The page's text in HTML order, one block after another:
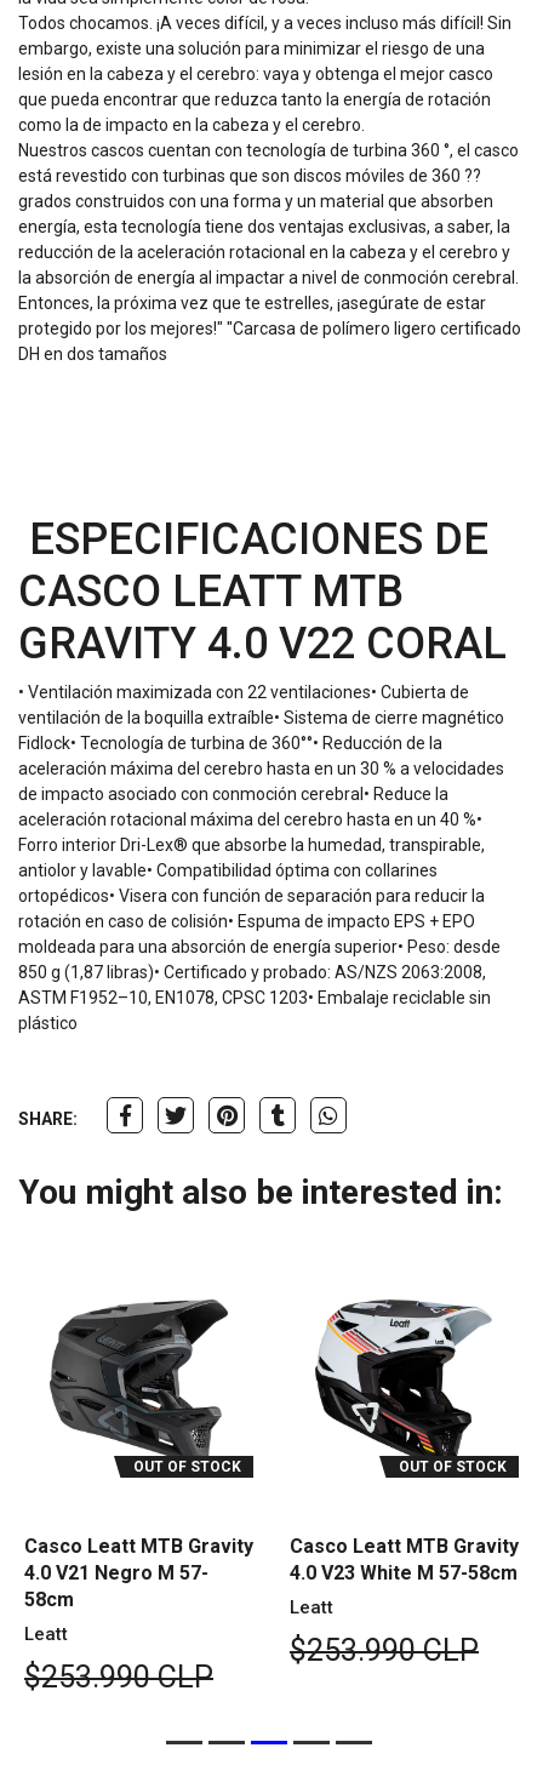
Todos chocamos. ¡A veces difícil, y a veces incluso más difícil! Sin
embargo, existe una solución para minimizar el riesgo de una
lesión en la cabeza y el cerebro: vaya y obtenga el mejor casco
que pueda encontrar que reduzca tanto la energía de rotación
como la de impacto en la cabeza y el cerebro.
Nuestros cascos cuentan con tecnología de turbina 360 °, el casco
está revestido con turbinas que son discos móviles de 360 ??
grados construidos con una forma y un material que absorben
energía, esta tecnología tiene dos ventajas exclusivas, a saber, la
reducción de la aceleración rotacional en la cabeza y el cerebro y
la absorción de energía al impactar a nivel de conmoción cerebral.
Entonces, la próxima vez que te estrelles, ¡asegúrate de estar
protegido por los mejores!" "Carcasa de polímero ligero certificado
DH en dos tamaños
ESPECIFICACIONES DE
CASCO LEATT MTB
GRAVITY 4.0 V22 CORAL
• Ventilación maximizada con 22 ventilaciones• Cubierta de
ventilación de la boquilla extraíble• Sistema de cierre magnético
Fidlock• Tecnología de turbina de 360°°• Reducción de la
aceleración máxima del cerebro hasta en un 30 % a velocidades
de impacto asociado con conmoción cerebral• Reduce la
aceleración rotacional máxima del cerebro hasta en un 40 %•
Forro interior Dri-Lex® que absorbe la humedad, transpirable,
antiolor y lavable• Compatibilidad óptima con collarines
ortopédicos• Visera con función de separación para reducir la
rotación en caso de colisión• Espuma de impacto EPS + EPO
moldeada para una absorción de energía superior• Peso: desde
850 g (1,87 libras)• Certificado y probado: AS/NZS 2063:2008,
ASTM F1952–10, EN1078, CPSC 1203• Embalaje reciclable sin
plástico
SHARE:
You might also be interested in:
OUT OF STOCK
Casco Leatt MTB Gravity
4.0 V21 Negro M 57-
58cm
Leatt
$253.990 CLP
OUT OF STOCK
Casco Leatt MTB Gravity
4.0 V23 White M 57-58cm
Leatt
$253.990 CLP